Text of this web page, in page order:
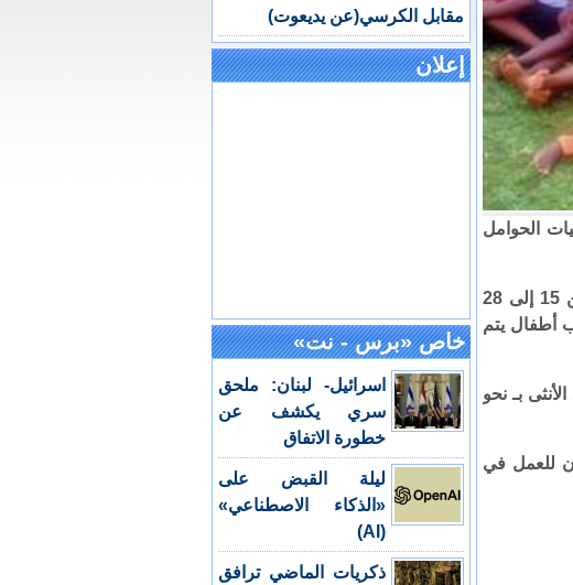
والفتيات الحوامل
وبحسب الشرطة فإن النساء، اللاتي تتراوح أعمارهن ما بين 15 إلى 28
أطفال يتم
يتم بيع الأنثى بـ نحو
للعمل في
مقابل الكرسي(عن يديعوت)
إعلان
خاص «برس - نت»
اسرائيل- لبنان: ملحق
سري يكشف عن
خطورة الاتفاق
ليلة القبض على
«الذكاء الاصطناعي»
(AI)
ذكريات الماضي ترافق